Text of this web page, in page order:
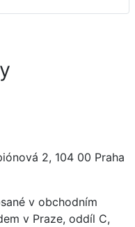
2, 104 00 Praha
v obchodním
v Praze, oddíl C,